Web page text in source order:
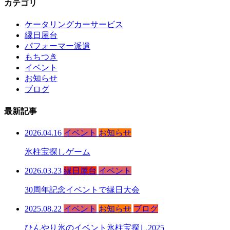
カテゴリ
ケータリングカーサービス
縁日屋台
パフォーマー派遣
もちつき
イベント
お知らせ
ブログ
最新記事
2026.04.16 イベント お知らせ
氷柱宝探しゲーム
2026.03.23 縁日屋台 イベント
30周年記念イベントで縁日大会
2025.08.22 イベント お知らせ ブログ
ひんやり氷のイベント氷柱宝探し2025